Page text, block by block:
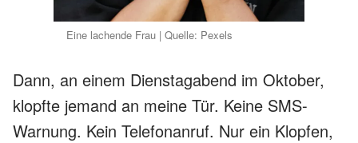
Eine lachende Frau | Quelle: Pexels
Dann, an einem Dienstagabend im Oktober,
klopfte jemand an meine Tür. Keine SMS-
Warnung. Kein Telefonanruf. Nur ein Klopfen,